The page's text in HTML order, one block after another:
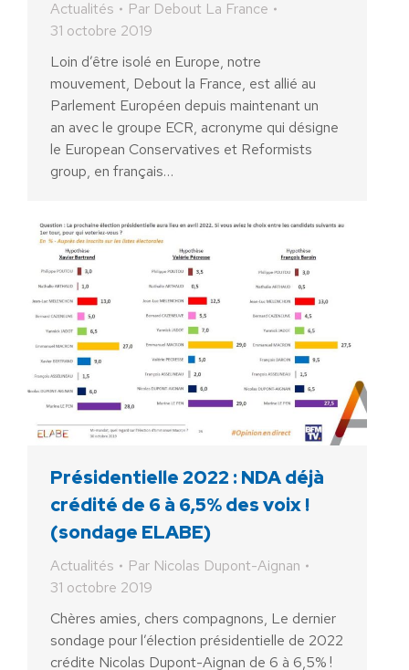
Actualités Par Debout La France
31 octobre 2019
Loin d’être isolé en Europe, notre
mouvement, Debout la France, est allié au
Parlement Européen depuis maintenant un
an avec le groupe ECR, acronyme qui désigne
le European Conservatives et Reformists
group, en français…
Présidentielle 2022 : NDA déjà
crédité de 6 à 6,5% des voix !
(sondage ELABE)
Actualités Par Nicolas Dupont-Aignan
31 octobre 2019
Chères amies, chers compagnons, Le dernier
sondage pour l’élection présidentielle de 2022
crédite Nicolas Dupont-Aignan de 6 à 6,5% !